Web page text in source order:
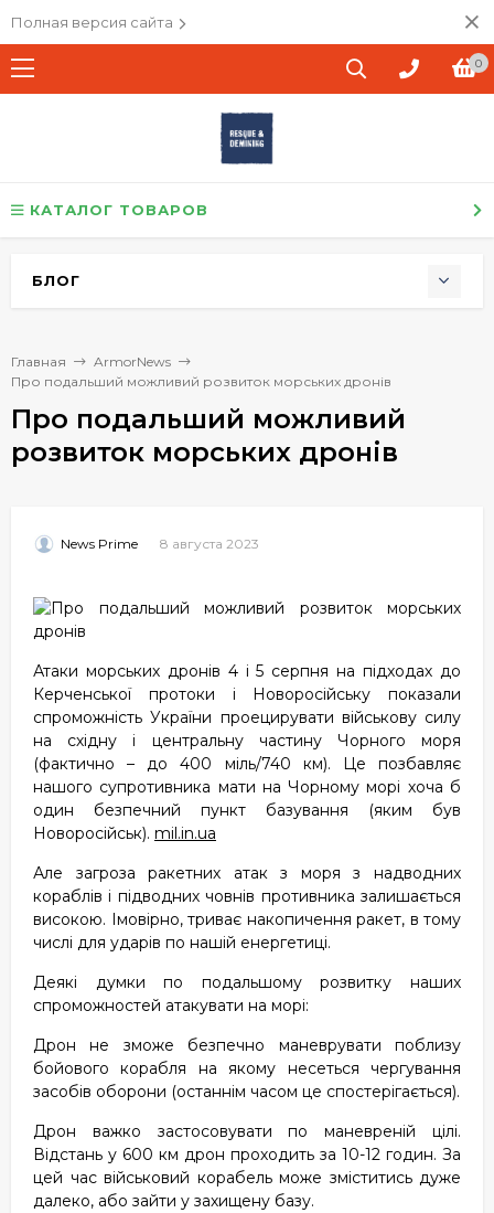
Полная версия сайта
0
КАТАЛОГ ТОВАРОВ
Главная
ArmorNews
Про подальший можливий розвиток морських дронів
Про подальший можливий
розвиток морських дронів
News Prime 8 августа 2023
Атаки морських дронів 4 і 5 серпня на підходах до
Керченської протоки і Новоросійську показали
спроможність України проецирувати військову силу
на східну і центральну частину Чорного моря
(фактично – до 400 міль/740 км). Це позбавляє
нашого супротивника мати на Чорному морі хоча б
один безпечний пункт базування (яким був
Новоросійськ). mil.in.ua
Але загроза ракетних атак з моря з надводних
кораблів і підводних човнів противника залишається
високою. Імовірно, триває накопичення ракет, в тому
числі для ударів по нашій енергетиці.
Деякі думки по подальшому розвитку наших
спроможностей атакувати на морі:
Дрон не зможе безпечно маневрувати поблизу
бойового корабля на якому несеться чергування
засобів оборони (останнім часом це спостерігається).
Дрон важко застосовувати по маневреній цілі.
Відстань у 600 км дрон проходить за 10-12 годин. За
цей час військовий корабель може зміститись дуже
далеко, або зайти у захищену базу.
БЛОГ